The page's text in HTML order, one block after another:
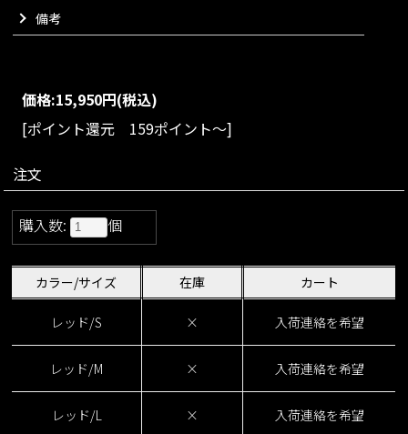
備考
価格:15,950円(税込)
[ポイント還元 159ポイント～]
注文
購入数: 個
カラー/サイズ 在庫 カート
レッド/S × 入荷連絡を希望
レッド/M × 入荷連絡を希望
レッド/L × 入荷連絡を希望